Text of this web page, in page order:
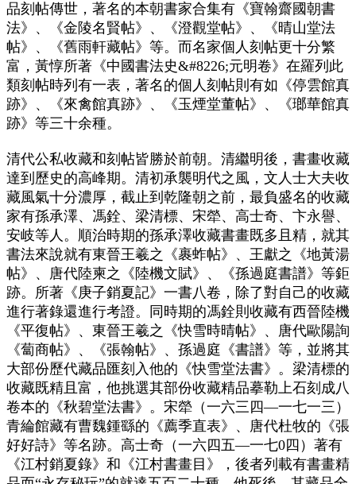
品刻帖傳世，著名的本朝書家合集有《寶翰齋國朝書
法》、《金陵名賢帖》、《澄觀堂帖》、《晴山堂法
帖》、《舊雨軒藏帖》等。而名家個人刻帖更十分繁
富，黃惇所著《中國書法史&#8226;元明卷》在羅列此
類刻帖時列有一表，著名的個人刻帖則有如《停雲館真
跡》、《來禽館真跡》、《玉煙堂董帖》、《瑯華館真
跡》等三十余種。
清代公私收藏和刻帖皆勝於前朝。清繼明後，書畫收藏
達到歷史的高峰期。清初承襲明代之風，文人士大夫收
藏風氣十分濃厚，截止到乾隆朝之前，最負盛名的收藏
家有孫承澤、馮銓、梁清標、宋犖、高士奇、卞永譽、
安岐等人。順治時期的孫承澤收藏書畫既多且精，就其
書法來說就有東晉王羲之《裹蚱帖》、王獻之《地黃湯
帖》、唐代陸柬之《陸機文賦》、《孫過庭書譜》等鉅
跡。所著《庚子銷夏記》一書八卷，除了對自己的收藏
進行著錄還進行考證。同時期的馮銓則收藏有西晉陸機
《平復帖》、東晉王羲之《快雪時晴帖》、唐代歐陽詢
《蔔商帖》、《張翰帖》、孫過庭《書譜》等，並將其
大部份歷代藏品匯刻入他的《快雪堂法書》。梁清標的
收藏既精且富，他挑選其部份收藏精品摹勒上石刻成八
卷本的《秋碧堂法書》。宋犖（一六三四—一七一三）
青綸館藏有曹魏鍾繇的《薦季直表》、唐代杜牧的《張
好好詩》等名跡。高士奇（一六四五—一七0四）著有
《江村銷夏錄》和《江村書畫目》，後者列載有書畫精